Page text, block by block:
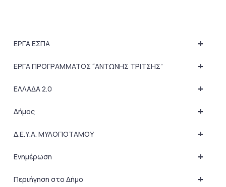
+
ΕΡΓΑ ΕΣΠΑ
+
ΕΡΓΑ ΠΡΟΓΡΑΜΜΑΤΟΣ “ΑΝΤΩΝΗΣ ΤΡΙΤΣΗΣ”
+
ΕΛΛΑΔΑ 2.0
+
Δήμος
+
Δ.Ε.Υ.Α. ΜΥΛΟΠΟΤΑΜΟΥ
+
Ενημέρωση
+
Περιήγηση στο Δήμο